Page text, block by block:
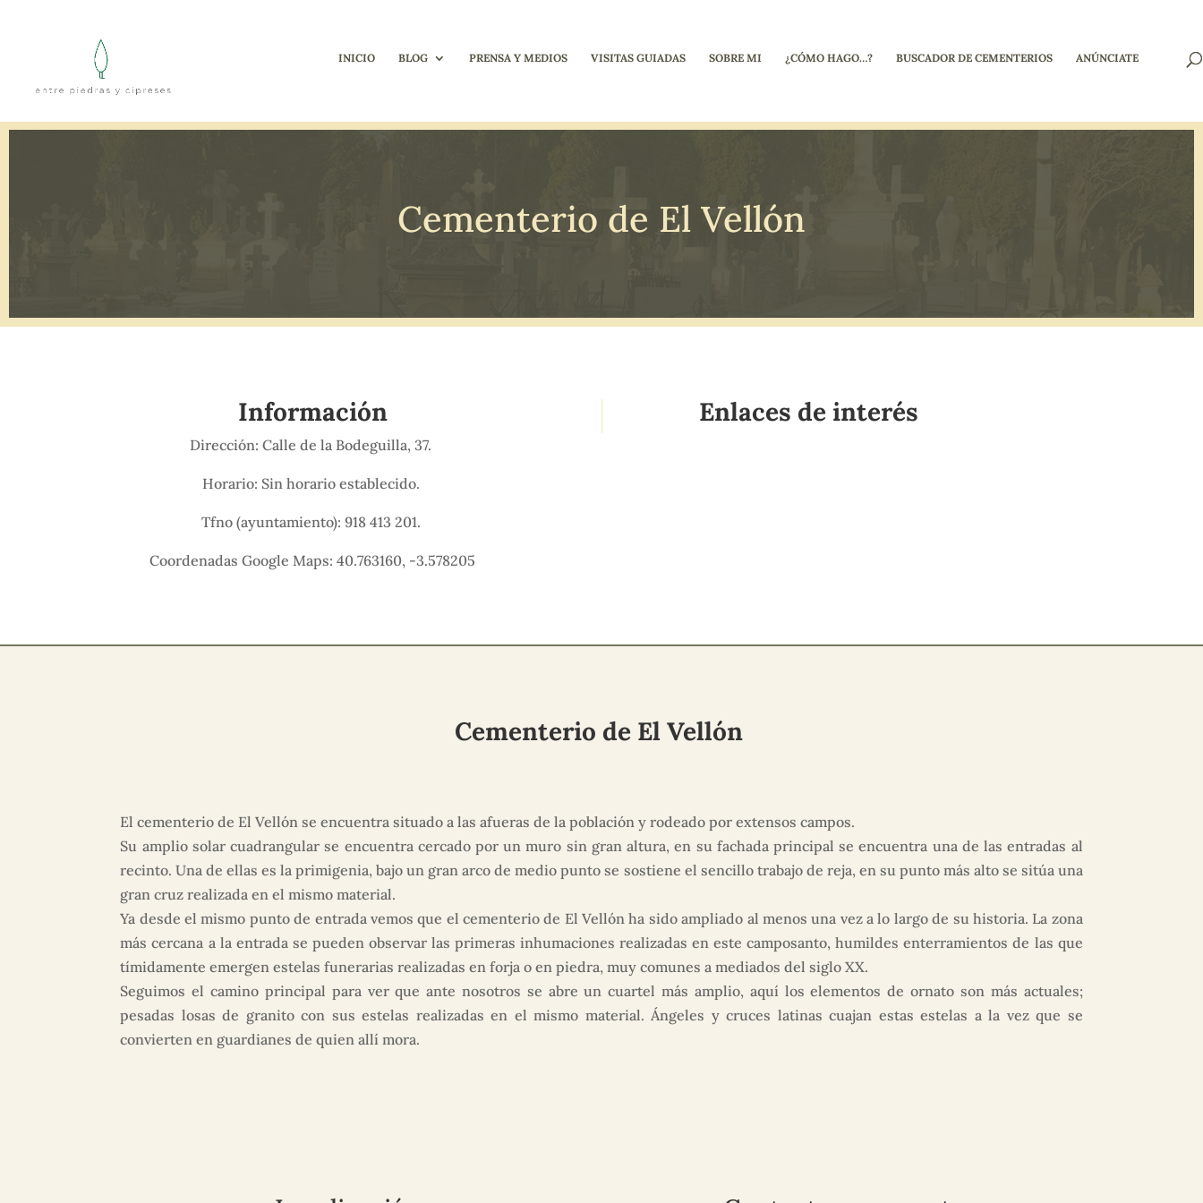
INICIO BLOG PRENSA Y MEDIOS VISITAS GUIADAS SOBRE MI ¿CÓMO HAGO…? BUSCADOR DE CEMENTERIOS ANÚNCIATE
Cementerio de El Vellón
Información
Dirección: Calle de la Bodeguilla, 37.
Horario: Sin horario establecido.
Tfno (ayuntamiento): 918 413 201.
Coordenadas Google Maps: 40.763160, -3.578205
Enlaces de interés
Cementerio de El Vellón
El cementerio de El Vellón se encuentra situado a las afueras de la población y rodeado por extensos campos.
Su amplio solar cuadrangular se encuentra cercado por un muro sin gran altura, en su fachada principal se encuentra una de las entradas al
recinto. Una de ellas es la primigenia, bajo un gran arco de medio punto se sostiene el sencillo trabajo de reja, en su punto más alto se sitúa una
gran cruz realizada en el mismo material.
Ya desde el mismo punto de entrada vemos que el cementerio de El Vellón ha sido ampliado al menos una vez a lo largo de su historia. La zona
más cercana a la entrada se pueden observar las primeras inhumaciones realizadas en este camposanto, humildes enterramientos de las que
tímidamente emergen estelas funerarias realizadas en forja o en piedra, muy comunes a mediados del siglo XX.
Seguimos el camino principal para ver que ante nosotros se abre un cuartel más amplio, aquí los elementos de ornato son más actuales;
pesadas losas de granito con sus estelas realizadas en el mismo material. Ángeles y cruces latinas cuajan estas estelas a la vez que se
convierten en guardianes de quien allí mora.